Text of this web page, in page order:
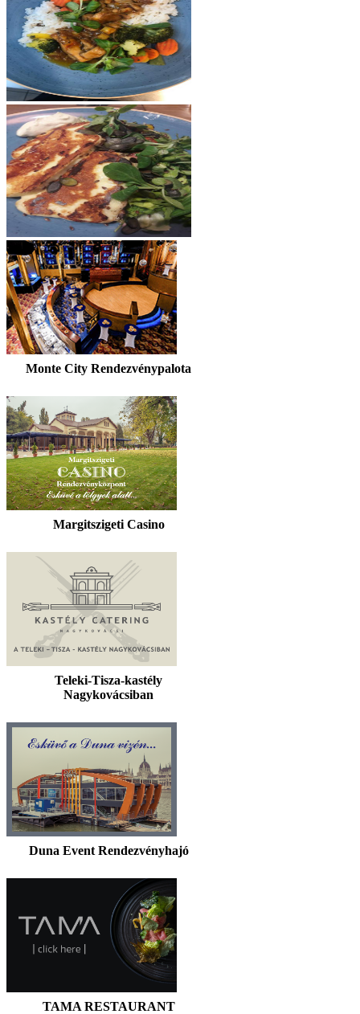
Monte City Rendezvénypalota
Margitszigeti Casino
Teleki-Tisza-kastély
Nagykovácsiban
Duna Event Rendezvényhajó
TAMA RESTAURANT